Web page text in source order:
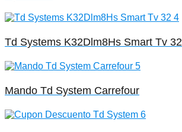
Td Systems K32Dlm8Hs Smart Tv 32
Mando Td System Carrefour